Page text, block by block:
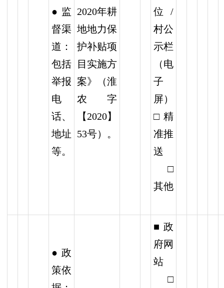
● 监
督渠
道：
包括
举报
电
话、
地址
等。
2020年耕
地地力保
护补贴项
目实施方
案》（淮
农字
【2020】
53号）。
位/
村公
示栏
（电
子
屏）
□精
准推
送
□
其他
● 政
策依
■政
府网
站
□